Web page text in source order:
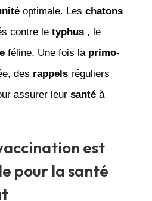
optimale. Les chatons
contre le typhus, le
féline. Une fois la primo-
des rappelsréguliers
assurer leur santéà
est
pour la santé